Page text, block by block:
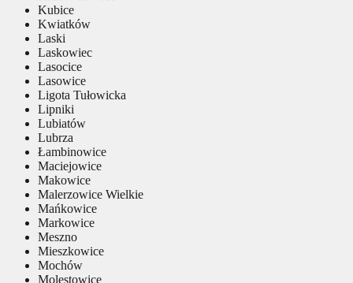
Kubice
Kwiatków
Laski
Laskowiec
Lasocice
Lasowice
Ligota Tułowicka
Lipniki
Lubiatów
Lubrza
Łambinowice
Maciejowice
Makowice
Malerzowice Wielkie
Mańkowice
Markowice
Meszno
Mieszkowice
Mochów
Molestowice